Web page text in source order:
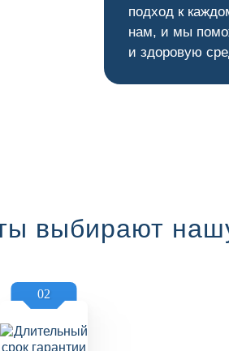
подход к
нам, и мы
и здоровую
выбирают
02